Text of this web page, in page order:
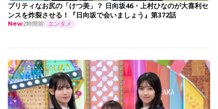
プリティなお尻の「けつ美」？ 日向坂46・上村ひなのが大喜利セ
ンスを炸裂させる！『日向坂で会いましょう』第372話
New2時間前 エンタメ